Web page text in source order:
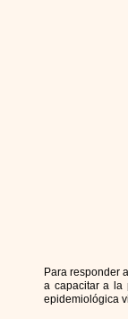
Para responder
a capacitar a la
epidemiológica